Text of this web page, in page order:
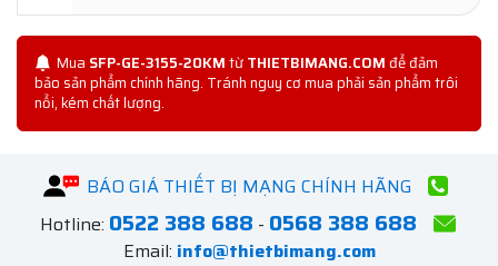
Mua SFP-GE-3155-20KMtừTHIETBIMANG.COMđể đảm
bảo sản phẩm chính hãng. Tránh nguy cơ mua phải sản phẩm trôi
nổi, kém chất lượng.
BÁO GIÁ THIẾT BỊ MẠNG CHÍNH HÃNG
Hotline: 0522 388 688 - 0568 388 688
Email: info@thietbimang.com